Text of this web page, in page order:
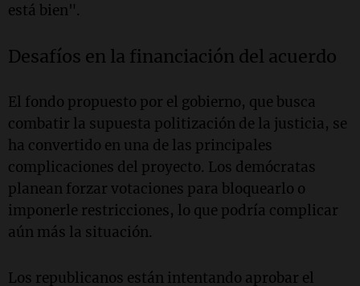
está bien".
Desafíos en la financiación del acuerdo
El fondo propuesto por el gobierno, que busca
combatir la supuesta politización de la justicia, se
ha convertido en una de las principales
complicaciones del proyecto. Los demócratas
planean forzar votaciones para bloquearlo o
imponerle restricciones, lo que podría complicar
aún más la situación.
Los republicanos están intentando aprobar el